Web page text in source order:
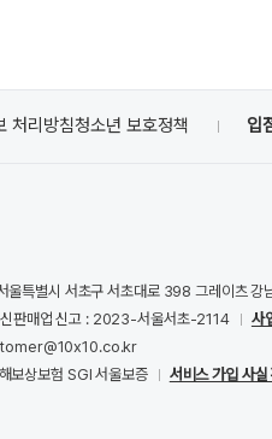
처리방침청소년 보호정책 입
울특별시 서초구 서초대로 398 그레이츠 강
판매업 신고 : 2023-서울서초-2114
사
보상보험 SGI 서울보증 서비스 가입 사실